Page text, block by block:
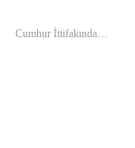
Cumhur İttifakında…